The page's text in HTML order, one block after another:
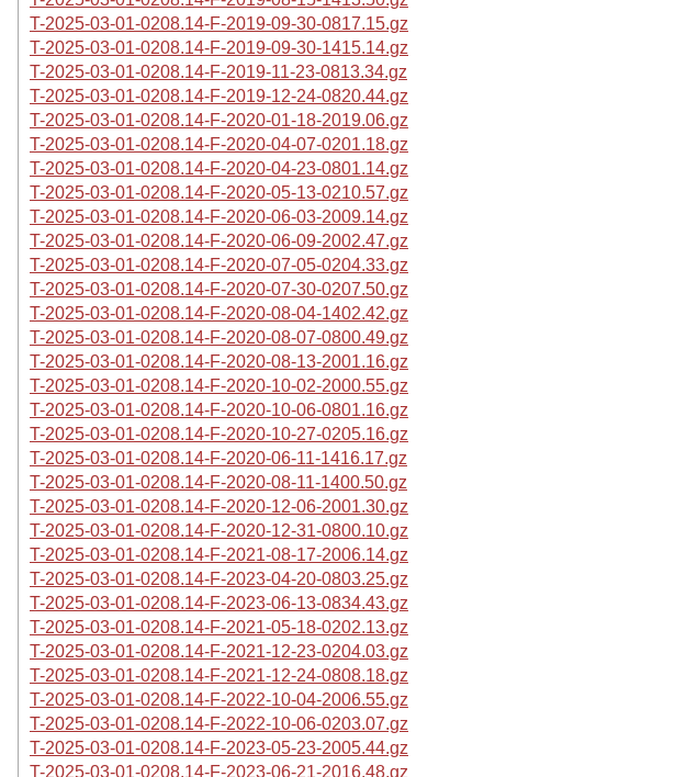
T-2025-03-01-0208.14-F-2019-09-30-0817.15.gz
T-2025-03-01-0208.14-F-2019-09-30-1415.14.gz
T-2025-03-01-0208.14-F-2019-11-23-0813.34.gz
T-2025-03-01-0208.14-F-2019-12-24-0820.44.gz
T-2025-03-01-0208.14-F-2020-01-18-2019.06.gz
T-2025-03-01-0208.14-F-2020-04-07-0201.18.gz
T-2025-03-01-0208.14-F-2020-04-23-0801.14.gz
T-2025-03-01-0208.14-F-2020-05-13-0210.57.gz
T-2025-03-01-0208.14-F-2020-06-03-2009.14.gz
T-2025-03-01-0208.14-F-2020-06-09-2002.47.gz
T-2025-03-01-0208.14-F-2020-07-05-0204.33.gz
T-2025-03-01-0208.14-F-2020-07-30-0207.50.gz
T-2025-03-01-0208.14-F-2020-08-04-1402.42.gz
T-2025-03-01-0208.14-F-2020-08-07-0800.49.gz
T-2025-03-01-0208.14-F-2020-08-13-2001.16.gz
T-2025-03-01-0208.14-F-2020-10-02-2000.55.gz
T-2025-03-01-0208.14-F-2020-10-06-0801.16.gz
T-2025-03-01-0208.14-F-2020-10-27-0205.16.gz
T-2025-03-01-0208.14-F-2020-06-11-1416.17.gz
T-2025-03-01-0208.14-F-2020-08-11-1400.50.gz
T-2025-03-01-0208.14-F-2020-12-06-2001.30.gz
T-2025-03-01-0208.14-F-2020-12-31-0800.10.gz
T-2025-03-01-0208.14-F-2021-08-17-2006.14.gz
T-2025-03-01-0208.14-F-2023-04-20-0803.25.gz
T-2025-03-01-0208.14-F-2023-06-13-0834.43.gz
T-2025-03-01-0208.14-F-2021-05-18-0202.13.gz
T-2025-03-01-0208.14-F-2021-12-23-0204.03.gz
T-2025-03-01-0208.14-F-2021-12-24-0808.18.gz
T-2025-03-01-0208.14-F-2022-10-04-2006.55.gz
T-2025-03-01-0208.14-F-2022-10-06-0203.07.gz
T-2025-03-01-0208.14-F-2023-05-23-2005.44.gz
T-2025-03-01-0208.14-F-2023-06-21-2016.48.gz